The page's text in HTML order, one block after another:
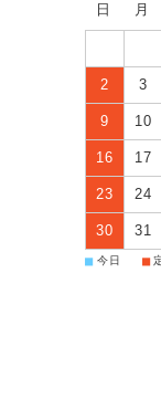
日 月
2 3
9 10
16 17
23 24
30 31
■ 今日 ■